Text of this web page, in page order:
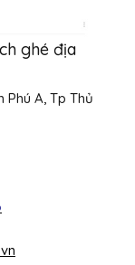
ghé địa
Phú A, Tp Thủ